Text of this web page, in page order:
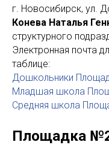
г. Новосибирск, ул.
Конева Наталья
структурного
Электронная почта
таблице:
Дошкольники
Младшая школа
Средняя школа
Площадка